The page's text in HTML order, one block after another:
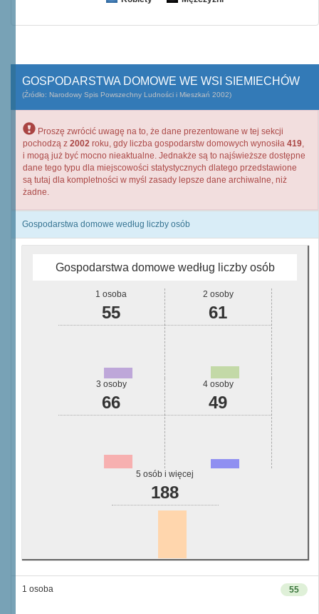
GOSPODARSTWA DOMOWE WE WSI SIEMIECHÓW
(Źródło: Narodowy Spis Powszechny Ludności i Mieszkań 2002)
Proszę zwrócić uwagę na to, że dane prezentowane w tej sekcji
pochodzą z 2002 roku, gdy liczba gospodarstw domowych wynosiła 419,
i mogą już być mocno nieaktualne. Jednakże są to najświeższe dostępne
dane tego typu dla miejscowości statystycznych dlatego przedstawione
są tutaj dla kompletności w myśl zasady lepsze dane archiwalne, niż
żadne.
Gospodarstwa domowe według liczby osób
Gospodarstwa domowe według liczby osób
1 osoba
55
2 osoby
61
3 osoby
66
4 osoby
49
5 osób i więcej
188
55
1 osoba